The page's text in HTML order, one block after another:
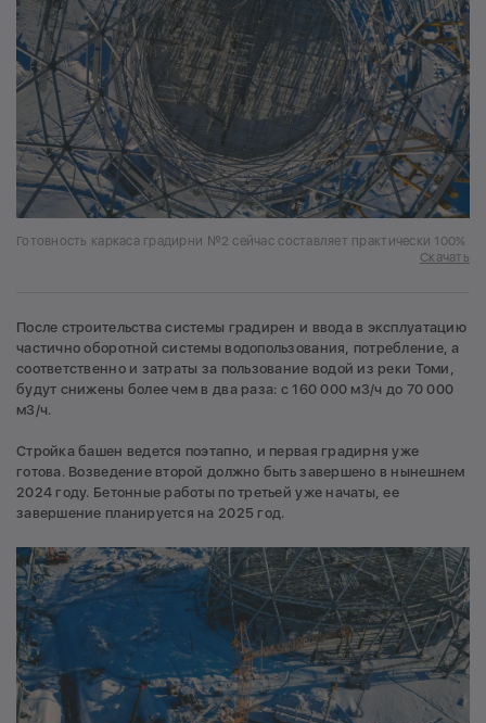
Готовность каркаса градирни №2 сейчас составляет практически 100%
Скачать
После строительства системы градирен и ввода в эксплуатацию
частично оборотной системы водопользования, потребление, а
соответственно и затраты за пользование водой из реки Томи,
будут снижены более чем в два раза: с 160 000 м3/ч до 70 000
м3/ч.
Стройка башен ведется поэтапно, и первая градирня уже
готова. Возведение второй должно быть завершено в нынешнем
2024 году. Бетонные работы по третьей уже начаты, ее
завершение планируется на 2025 год.